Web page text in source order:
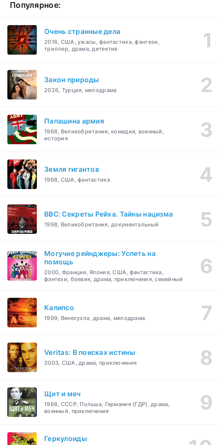
Популярное:
Очень странные дела
2016, США, ужасы, фантастика, фэнтези,
триллер, драма, детектив
Закон природы
2026, Турция, мелодрама
Папашина армия
1968, Великобритания, комедия, военный,
история
Земля гигантов
1968, США, фантастика
BBC: Секреты Рейха. Тайны нацизма
1998, Великобритания, документальный
Могучие рейнджеры: Успеть на
помощь
2000, Франция, Япония, США, фантастика,
фэнтези, боевик, драма, приключения, семейный
Калипсо
1999, Венесуэла, драма, мелодрама
Veritas: В поисках истины
2003, США, драма, приключения
Щит и меч
1968, СССР, Польша, Германия (ГДР), драма,
военный, приключения
Геркулоиды